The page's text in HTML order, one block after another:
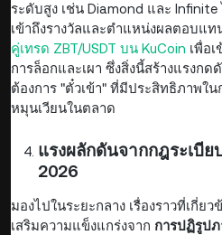
ระดับสูง เช่น Diamond และ
เข้าถึงรางวัลและตำแหน่งผลตอบแ
คู่เทรด ZBT/USDT บน KuCoin เพื่อ
การล็อกและเผา ซึ่งสิ่งนี้สร้างแรงก
ต้องการ "ตั๋วเข้า" ที่มีประสิทธิภาพใ
หมุนเวียนในตลาด
แรงผลักดันจากกฎระเบีย
2026
มองไปในระยะกลาง เรื่องราวที่เกี่ย
เสริมความแข็งแกร่งจาก การปฏิรูป